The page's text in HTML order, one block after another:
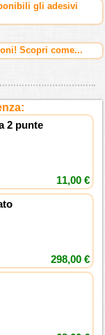
gli adesivi
Scopri come...
2 punte
11,00 €
298,00 €